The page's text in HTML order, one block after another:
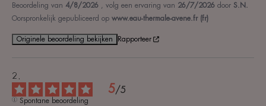
Beoordeling van 4/8/2026 , volg een ervaring van 26/7/2026 door S.N.
Oorspronkelijk gepubliceerd op www.eau-thermale-avene.fr (fr)
Originele beoordeling bekijken Rapporteer
5/5
Spontane beoordeling